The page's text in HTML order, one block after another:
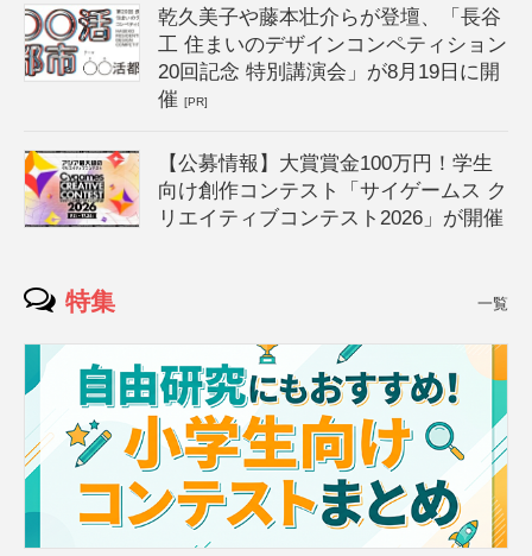
乾久美子や藤本壮介らが登壇、「長谷
工 住まいのデザインコンペティション
20回記念 特別講演会」が8月19日に開
催[PR]
【公募情報】大賞賞金100万円！学生
向け創作コンテスト「サイゲームス ク
リエイティブコンテスト2026」が開催
特集 一覧